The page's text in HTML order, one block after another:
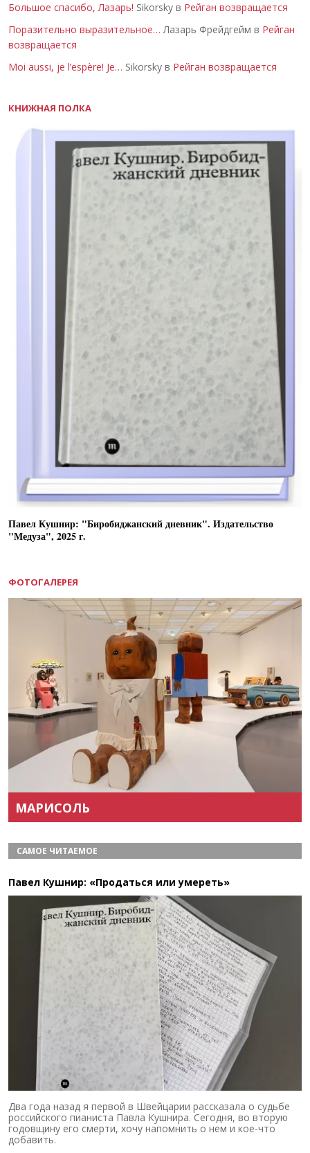
Большое спасибо, Лазарь! Sikorsky в Рейган возвращается
Поразительно выразительное… Лазарь Фрейдгейм в Рейган
возвращается
Moi aussi, je l’espère! Je… Sikorsky в Рейган возвращается
КНИЖНАЯ ПОЛКА
Павел Кушнир: "Биробиджанский дневник". Издательство
"Медуза", 2025 г.
ФОТОГАЛЕРЕЯ
МАРИСОЛЬ
САМОЕ ЧИТАЕМОЕ
Павел Кушнир: «Продаться или умереть»
Два года назад я первой в Швейцарии рассказала о судьбе
российского пианиста Павла Кушнира. Сегодня, во вторую
годовщину его смерти, хочу напомнить о нем и кое-что
добавить.